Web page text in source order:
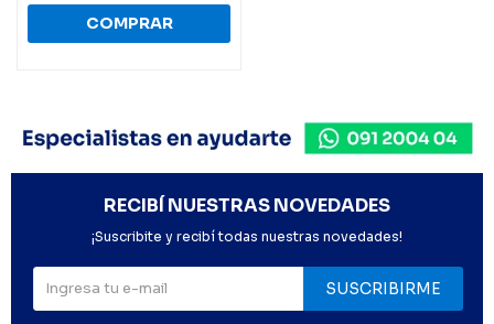
RECIBÍ NUESTRAS NOVEDADES
¡Suscribite y recibí todas nuestras novedades!
SUSCRIBIRME